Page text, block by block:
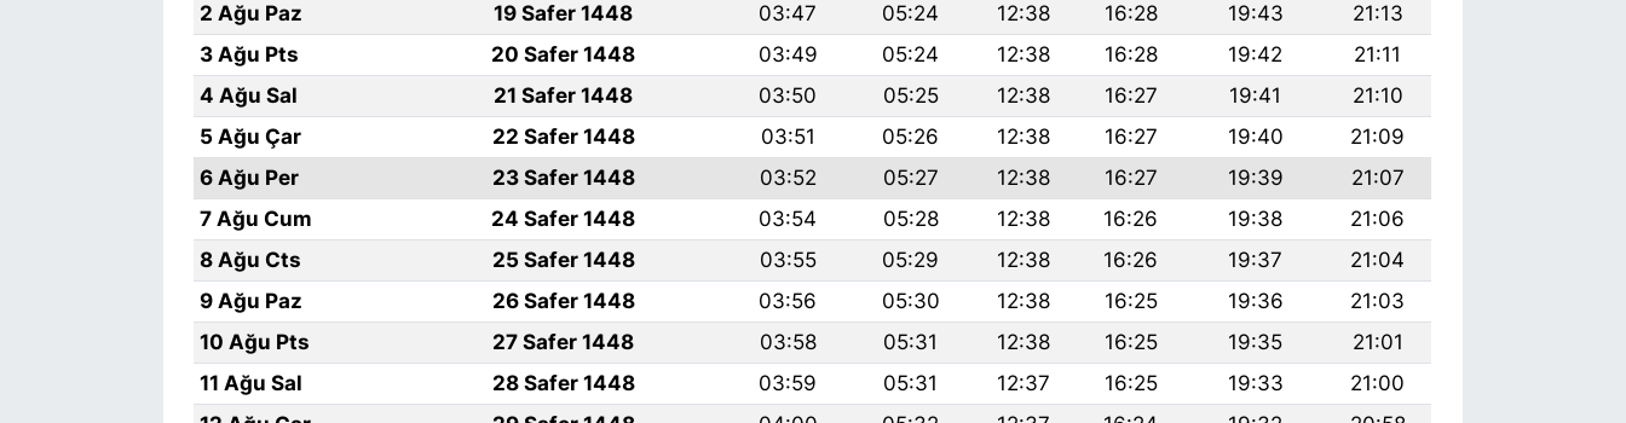
2 Ağu Paz
19 Safer 1448 03:47 05:24 12:38 16:28 19:43
21:13
3 Ağu Pts
20 Safer 1448 03:49 05:24 12:38 16:28 19:42
21:11
4 Ağu Sal
21 Safer 1448 03:50 05:25 12:38 16:27 19:41
21:10
5 Ağu Çar
22 Safer 1448 03:51 05:26 12:38 16:27 19:40
21:09
6 Ağu Per
23 Safer 1448 03:52 05:27 12:38 16:27 19:39
21:07
7 Ağu Cum
24 Safer 1448 03:54 05:28 12:38 16:26 19:38
21:06
8 Ağu Cts
25 Safer 1448 03:55 05:29 12:38 16:26 19:37
21:04
9 Ağu Paz
26 Safer 1448 03:56 05:30 12:38 16:25 19:36
21:03
10 Ağu Pts
27 Safer 1448 03:58 05:31 12:38 16:25 19:35
21:01
11 Ağu Sal
28 Safer 1448 03:59 05:31 12:37 16:25 19:33
21:00